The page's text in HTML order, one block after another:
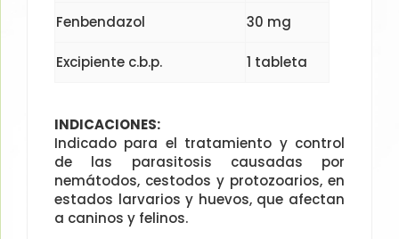
Fenbendazol 30 mg
Excipiente c.b.p. 1 tableta
INDICACIONES:
Indicado para el tratamiento y control
de las parasitosis causadas por
nemátodos, cestodos y protozoarios, en
estados larvarios y huevos, que afectan
a caninos y felinos.